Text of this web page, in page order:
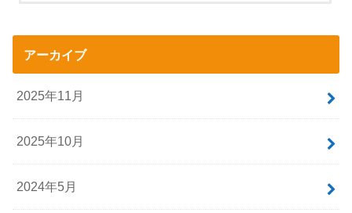
アーカイブ
2025年11月
2025年10月
2024年5月